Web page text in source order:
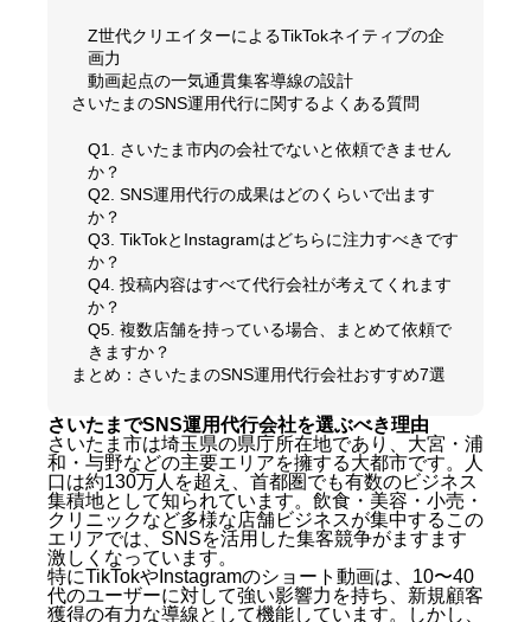
Z世代クリエイターによるTikTokネイティブの企
画力
動画起点の一気通貫集客導線の設計
さいたまのSNS運用代行に関するよくある質問
Q1. さいたま市内の会社でないと依頼できません
か？
Q2. SNS運用代行の成果はどのくらいで出ます
か？
Q3. TikTokとInstagramはどちらに注力すべきです
か？
Q4. 投稿内容はすべて代行会社が考えてくれます
か？
Q5. 複数店舗を持っている場合、まとめて依頼で
きますか？
まとめ：さいたまのSNS運用代行会社おすすめ7選
さいたまでSNS運用代行会社を選ぶべき理由
さいたま市は埼玉県の県庁所在地であり、大宮・浦
和・与野などの主要エリアを擁する大都市です。人
口は約130万人を超え、首都圏でも有数のビジネス
集積地として知られています。飲食・美容・小売・
クリニックなど多様な店舗ビジネスが集中するこの
エリアでは、SNSを活用した集客競争がますます
激しくなっています。
特にTikTokやInstagramのショート動画は、10〜40
代のユーザーに対して強い影響力を持ち、新規顧客
獲得の有力な導線として機能しています。しかし、